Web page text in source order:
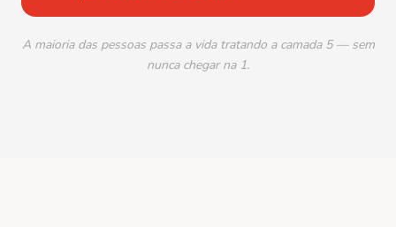
A maioria das pessoas passa a vida tratando a camada 5 — sem
nunca chegar na 1.